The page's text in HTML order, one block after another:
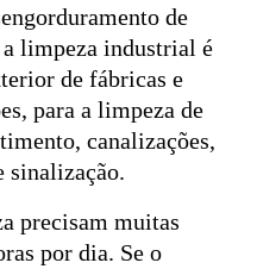
de
limpeza industrial é
de fábricas e
para a limpeza de
canalizações,
sinalização.
precisam muitas
por dia. Se o